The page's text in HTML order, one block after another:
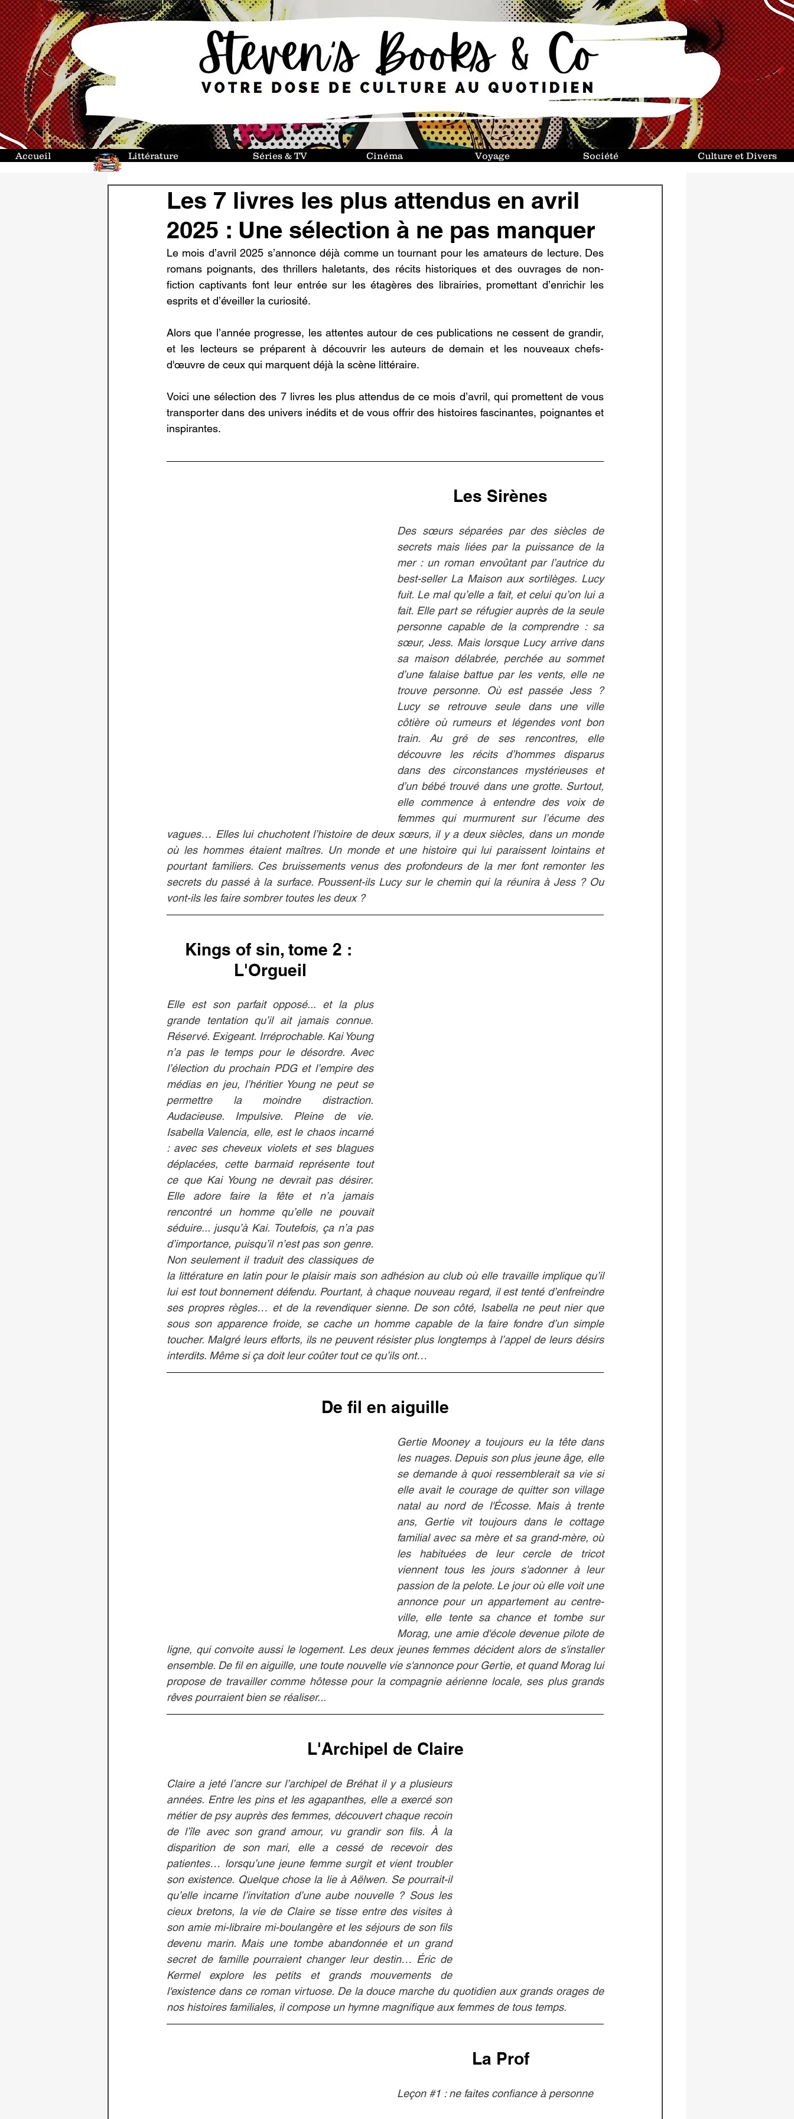
Accueil Littérature Séries & TV Cinéma Société
Voyage Culture et Divers
Les 7 livres les plus attendus en avril
2025 : Une sélection à ne pas manquer
Le mois d’avril 2025 s’annonce déjà comme un tournant pour les amateurs de lecture. Des
romans poignants, des thrillers haletants, des récits historiques et des ouvrages de non-
fiction captivants font leur entrée sur les étagères des librairies, promettant d’enrichir les
esprits et d’éveiller la curiosité.
Alors que l’année progresse, les attentes autour de ces publications ne cessent de grandir,
et les lecteurs se préparent à découvrir les auteurs de demain et les nouveaux chefs-
d'œuvre de ceux qui marquent déjà la scène littéraire.
Voici une sélection des 7 livres les plus attendus de ce mois d’avril, qui promettent de vous
transporter dans des univers inédits et de vous offrir des histoires fascinantes, poignantes et
inspirantes.
Les Sirènes
Des sœurs séparées par des siècles de
secrets mais liées par la puissance de la
mer : un roman envoûtant par l’autrice du
best-seller La Maison aux sortilèges. Lucy
fuit. Le mal qu’elle a fait, et celui qu’on lui a
fait. Elle part se réfugier auprès de la seule
personne capable de la comprendre : sa
sœur, Jess. Mais lorsque Lucy arrive dans
sa maison délabrée, perchée au sommet
d’une falaise battue par les vents, elle ne
trouve personne. Où est passée Jess ?
Lucy se retrouve seule dans une ville
côtière où rumeurs et légendes vont bon
train. Au gré de ses rencontres, elle
découvre les récits d’hommes disparus
dans des circonstances mystérieuses et
d’un bébé trouvé dans une grotte. Surtout,
elle commence à entendre des voix de
femmes qui murmurent sur l’écume des
vagues… Elles lui chuchotent l’histoire de deux sœurs, il y a deux siècles, dans un monde
où les hommes étaient maîtres. Un monde et une histoire qui lui paraissent lointains et
pourtant familiers. Ces bruissements venus des profondeurs de la mer font remonter les
secrets du passé à la surface. Poussent-ils Lucy sur le chemin qui la réunira à Jess ? Ou
vont-ils les faire sombrer toutes les deux ?
Kings of sin, tome 2 :
L'Orgueil
Elle est son parfait opposé... et la plus
grande tentation qu’il ait jamais connue.
Réservé. Exigeant. Irréprochable. Kai Young
n’a pas le temps pour le désordre. Avec
l’élection du prochain PDG et l’empire des
médias en jeu, l’héritier Young ne peut se
permettre la moindre distraction.
Audacieuse. Impulsive. Pleine de vie.
Isabella Valencia, elle, est le chaos incarné
: avec ses cheveux violets et ses blagues
déplacées, cette barmaid représente tout
ce que Kai Young ne devrait pas désirer.
Elle adore faire la fête et n’a jamais
rencontré un homme qu’elle ne pouvait
séduire... jusqu’à Kai. Toutefois, ça n’a pas
d’importance, puisqu’il n’est pas son genre.
Non seulement il traduit des classiques de
la littérature en latin pour le plaisir mais son adhésion au club où elle travaille implique qu’il
lui est tout bonnement défendu. Pourtant, à chaque nouveau regard, il est tenté d’enfreindre
ses propres règles… et de la revendiquer sienne. De son côté, Isabella ne peut nier que
sous son apparence froide, se cache un homme capable de la faire fondre d’un simple
toucher. Malgré leurs efforts, ils ne peuvent résister plus longtemps à l’appel de leurs désirs
interdits. Même si ça doit leur coûter tout ce qu’ils ont…
De fil en aiguille
Gertie Mooney a toujours eu la tête dans
les nuages. Depuis son plus jeune âge, elle
se demande à quoi ressemblerait sa vie si
elle avait le courage de quitter son village
natal au nord de l'Écosse. Mais à trente
ans, Gertie vit toujours dans le cottage
familial avec sa mère et sa grand-mère, où
les habituées de leur cercle de tricot
viennent tous les jours s'adonner à leur
passion de la pelote. Le jour où elle voit une
annonce pour un appartement au centre-
ville, elle tente sa chance et tombe sur
Morag, une amie d'école devenue pilote de
ligne, qui convoite aussi le logement. Les deux jeunes femmes décident alors de s'installer
ensemble. De fil en aiguille, une toute nouvelle vie s'annonce pour Gertie, et quand Morag lui
propose de travailler comme hôtesse pour la compagnie aérienne locale, ses plus grands
rêves pourraient bien se réaliser...
L'Archipel de Claire
Claire a jeté l’ancre sur l’archipel de Bréhat il y a plusieurs
années. Entre les pins et les agapanthes, elle a exercé son
métier de psy auprès des femmes, découvert chaque recoin
de l’île avec son grand amour, vu grandir son fils. À la
disparition de son mari, elle a cessé de recevoir des
patientes… lorsqu’une jeune femme surgit et vient troubler
son existence. Quelque chose la lie à Aëlwen. Se pourrait-il
qu’elle incarne l’invitation d’une aube nouvelle ? Sous les
cieux bretons, la vie de Claire se tisse entre des visites à
son amie mi-libraire mi-boulangère et les séjours de son fils
devenu marin. Mais une tombe abandonnée et un grand
secret de famille pourraient changer leur destin… Éric de
Kermel explore les petits et grands mouvements de
l'existence dans ce roman virtuose. De la douce marche du quotidien aux grands orages de
nos histoires familiales, il compose un hymne magnifique aux femmes de tous temps.
La Prof
Leçon #1 : ne faites confiance à personne